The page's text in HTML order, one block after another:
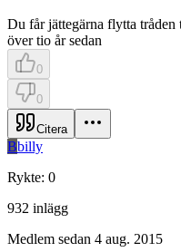
Du får jättegärna flytta
över tio år sedan
0
0
Citera
Bbilly
Rykte: 0
932 inlägg
Medlem sedan 4 aug. 2015